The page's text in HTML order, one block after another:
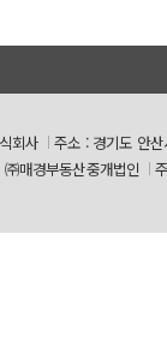
회사
주소 : 경기도 안
매경부동산중개법인